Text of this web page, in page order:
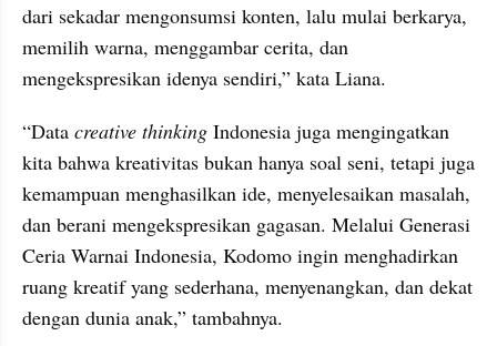
dari sekadar mengonsumsi konten, lalu mulai berkarya,
memilih warna, menggambar cerita, dan
mengekspresikan idenya sendiri,” kata Liana.
“Data creative thinking Indonesia juga mengingatkan
kita bahwa kreativitas bukan hanya soal seni, tetapi juga
kemampuan menghasilkan ide, menyelesaikan masalah,
dan berani mengekspresikan gagasan. Melalui Generasi
Ceria Warnai Indonesia, Kodomo ingin menghadirkan
ruang kreatif yang sederhana, menyenangkan, dan dekat
dengan dunia anak,” tambahnya.